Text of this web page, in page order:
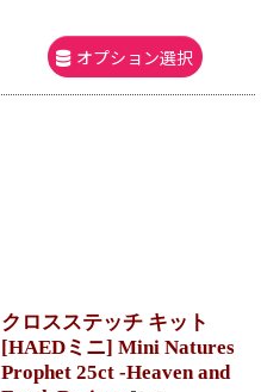
オプション選択
クロスステッチ キット
[HAEDミニ] Mini Natures
Prophet 25ct -Heaven and